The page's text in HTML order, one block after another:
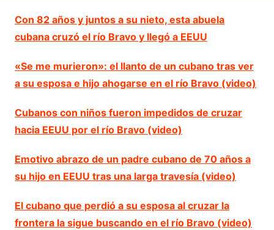
Con 82 años y juntos a su nieto, esta abuela
cubana cruzó el río Bravo y llegó a EEUU
«Se me murieron»: el llanto de un cubano tras ver
a su esposa e hijo ahogarse en el río Bravo (video)
Cubanos con niños fueron impedidos de cruzar
hacia EEUU por el río Bravo (video)
Emotivo abrazo de un padre cubano de 70 años a
su hijo en EEUU tras una larga travesía (video)
El cubano que perdió a su esposa al cruzar la
frontera la sigue buscando en el río Bravo (video)